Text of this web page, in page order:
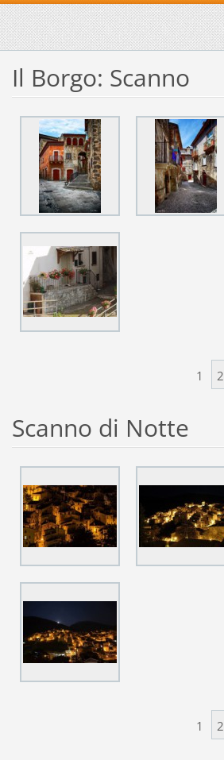
Il Borgo: Scanno
1 2
Scanno di Notte
1 2